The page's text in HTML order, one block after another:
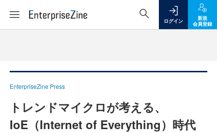
ログイン
新規
会員登録
EnterpriseZine Press
トレンドマイクロが考える、
IoE（Internet of Everything）時代